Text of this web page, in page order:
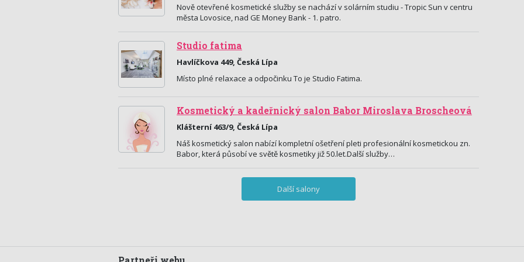
Nově otevřené kosmetické služby se nachází v solárním studiu - Tropic Sun v centru
města Lovosice, nad GE Money Bank - 1. patro.
Studio fatima
Havlíčkova 449, Česká Lípa
Místo plné relaxace a odpočinku To je Studio Fatima.
Kosmetický a kadeřnický salon Babor Miroslava Broscheová
Klášterní 463/9, Česká Lípa
Náš kosmetický salon nabízí kompletní ošetření pleti profesionální kosmetickou zn.
Babor, která působí ve světě kosmetiky již 50.let.Další služby…
Další salony